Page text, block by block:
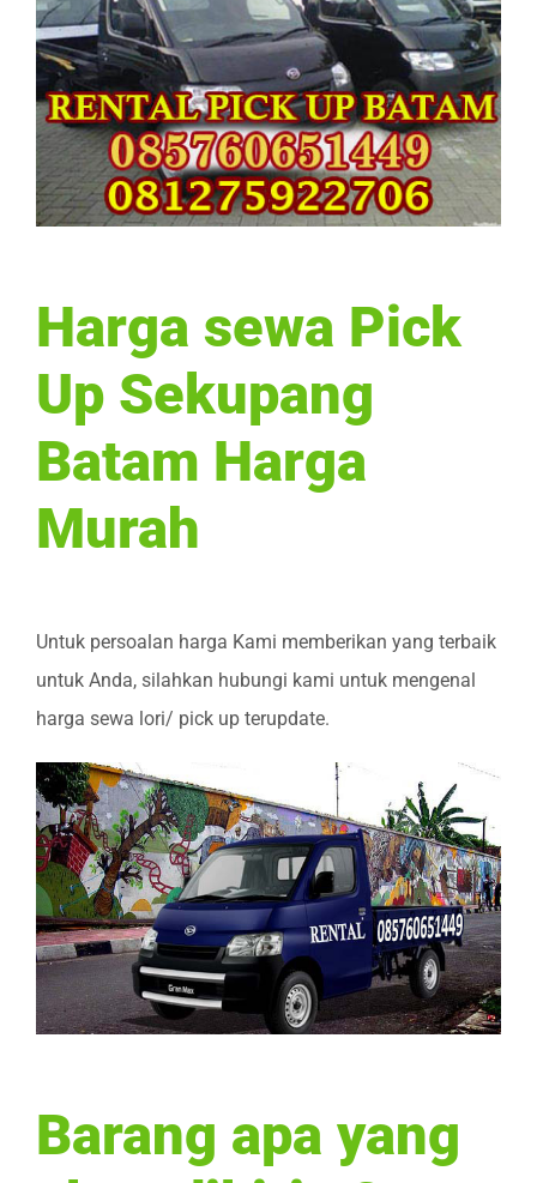
Harga sewa Pick
Up Sekupang
Batam Harga
Murah
Untuk persoalan harga Kami memberikan yang terbaik
untuk Anda, silahkan hubungi kami untuk mengenal
harga sewa lori/ pick up terupdate.
Barang apa yang